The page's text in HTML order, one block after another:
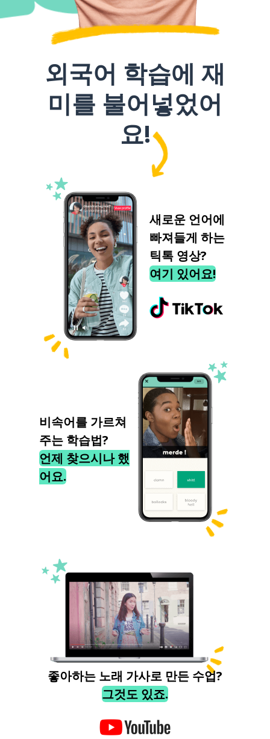
외국어 학습에 재
미를 불어넣었어
요!
새로운 언어에
빠져들게 하는
틱톡 영상?
여기 있어요!
비속어를 가르쳐
주는 학습법?
언제 찾으시나 했
어요.
좋아하는 노래 가사로 만든 수업?
그것도 있죠.